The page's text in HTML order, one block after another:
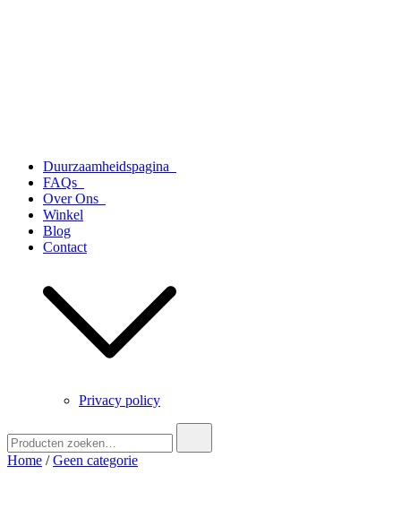
Duurzaamheidspagina
FAQs
Over Ons
Winkel
Blog
Contact
Privacy policy
naar:
Home /Geen categorie